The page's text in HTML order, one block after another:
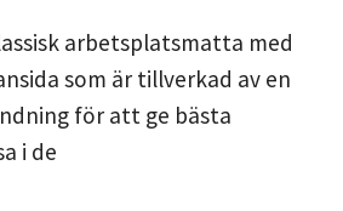
arbetsplatsmatta med
som är tillverkad av en
för att ge bästa
i de